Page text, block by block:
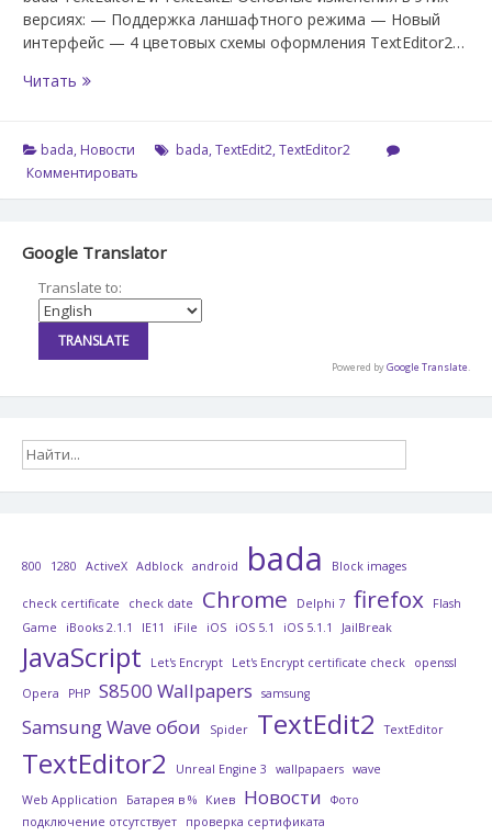
версиях: — Поддержка ланшафтного режима — Новый
интерфейс — 4 цветовых схемы оформления TextEditor2…
Читать Версии
и
TextEdit2
bada, Новости bada, TextEdit2, TextEditor2
Комментировать
Google Translator
Translate to:
Powered byGoogle Translate.
800 1280 ActiveX Adblock android bada Block images
check certificate check date Chrome Delphi 7 firefox
Flash
Game
iBooks 2.1.1 IE11 iFile iOS iOS 5.1 iOS 5.1.1 JailBreak
JavaScript Let's Encrypt Let's Encrypt certificate check
openssl
Opera
PHP S8500 Wallpapers samsung
Samsung Wave обои Spider TextEdit2 TextEditor
TextEditor2 Unreal Engine 3 wallpapaers wave
Web Application
Батарея в % Киев Новости
Фото
подключение отсутствует
проверка сертификата